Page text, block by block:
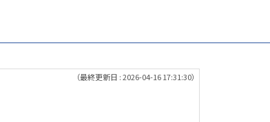
（最終更新日 : 2026-04-16 17:31:30）